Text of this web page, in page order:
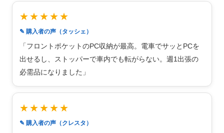
★★★★★
✎ 購入者の声（タッシェ）
「フロントポケットのPC収納が最高。電車でサッとPCを
出せるし、ストッパーで車内でも転がらない。週1出張の
必需品になりました」
★★★★★
✎ 購入者の声（クレスタ）